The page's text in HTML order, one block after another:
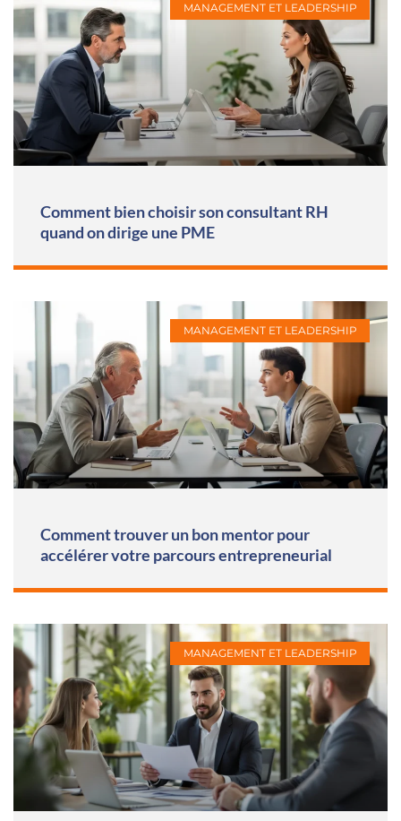
MANAGEMENT ET LEADERSHIP
Comment bien choisir son consultant RH
quand on dirige une PME
MANAGEMENT ET LEADERSHIP
Comment trouver un bon mentor pour
accélérer votre parcours entrepreneurial
MANAGEMENT ET LEADERSHIP